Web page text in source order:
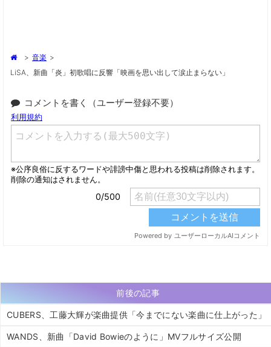
> 音楽 >
LiSA、新曲「炎」初歌唱に反響「映画を思い出して涙止まらない」
コメントを書く（ユーザー登録不要）
前後の記事
CUBERS、工藤大輝が楽曲提供「今までにない楽曲に仕上がった」
WANDS、新曲「David Bowieのように」MVフルサイズ公開